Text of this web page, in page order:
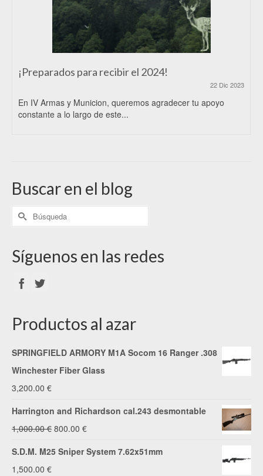
¡Preparados para recibir el 2024!
22 Dic 2023
En IV Armas y Municion, queremos agradecer tu apoyo
constante a lo largo de este...
Buscar en el blog
Síguenos en las redes
Productos al azar
SPRINGFIELD ARMORY M1A Socom 16 Ranger .308
Winchester Fiber Glass
3,200.00 €
Harrington and Richardson cal.243 desmontable
1,000.00€ El
precio
800.00 €El
precio
S.D.M. M25 Sniper System 7.62x51mm
1,500.00 €